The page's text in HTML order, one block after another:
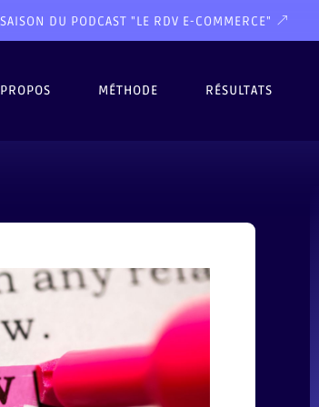
DU PODCAST "LE RDV E-COMMERCE"
MÉTHODE RÉSULTATS